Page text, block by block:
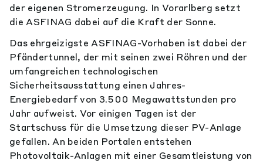
der eigenen Stromerzeugung. In Vorarlberg setzt
die ASFINAG dabei auf die Kraft der Sonne.
Das ehrgeizigste ASFINAG-Vorhaben ist dabei der
Pfändertunnel, der mit seinen zwei Röhren und der
umfangreichen technologischen
Sicherheitsausstattung einen Jahres-
Energiebedarf von 3.500 Megawattstunden pro
Jahr aufweist. Vor einigen Tagen ist der
Startschuss für die Umsetzung dieser PV-Anlage
gefallen. An beiden Portalen entstehen
Photovoltaik-Anlagen mit einer Gesamtleistung von